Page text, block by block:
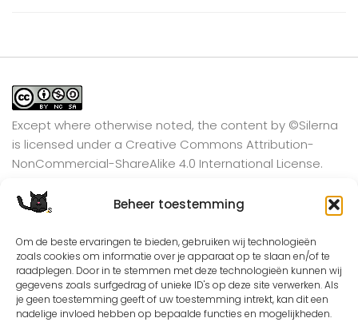
Beheer toestemming
Om de beste ervaringen te bieden, gebruiken wij technologieën
zoals cookies om informatie over je apparaat op te slaan en/of te
raadplegen. Door in te stemmen met deze technologieën kunnen wij
gegevens zoals surfgedrag of unieke ID's op deze site verwerken. Als
je geen toestemming geeft of uw toestemming intrekt, kan dit een
nadelige invloed hebben op bepaalde functies en mogelijkheden.
Except where otherwise noted, the content by ©Silerna
is licensed under a Creative Commons Attribution-
NonCommercial-ShareAlike 4.0 International License.